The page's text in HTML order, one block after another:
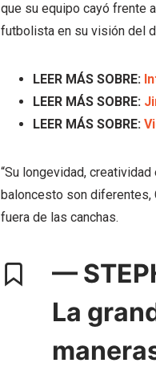
que su equipo cayó frente
futbolista en su visión del
LEER MÁS SOBRE:
LEER MÁS SOBRE:
LEER MÁS SOBRE:
“Su longevidad,
baloncesto son diferentes,
fuera de las canchas.
—
La